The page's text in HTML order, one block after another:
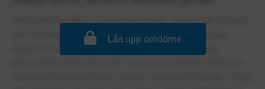
Helt sjukt hur dålig, respektlösa lärare, vikarier blir strypna
och får nästan huvudet skuren, problem varenda dag,
skolan har OTROLIGT dåligt hantering vid konflikter,
Lås upp omdöme